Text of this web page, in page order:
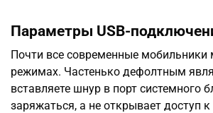
Параметры USB-
Почти все современные мобильники
режимах. Частенько дефолтным
вставляете шнур в порт системного
заряжаться, а не открывает доступ